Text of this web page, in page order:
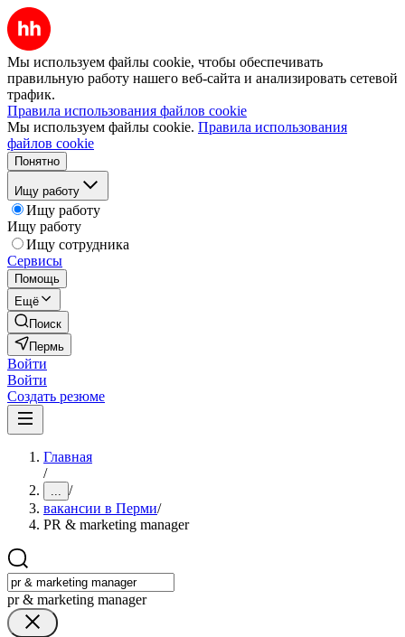
Мы используем файлы cookie, чтобы обеспечивать
правильную работу нашего веб-сайта и анализировать сетевой
трафик.
Правила использования файлов cookie
Мы используем файлы cookie. Правила использования
файлов cookie
Понятно
Ищу работу
Ищу работу
Ищу работу
Ищу сотрудника
Сервисы
Помощь
Ещё
Поиск
Пермь
Войти
Войти
Создать резюме
Главная
/
... /
вакансии в Перми/
PR & marketing manager
pr & marketing manager